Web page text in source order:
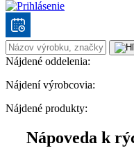
Nájdené oddelenia:
Nájdení výrobcovia:
Nájdené produkty:
Nápoveda k